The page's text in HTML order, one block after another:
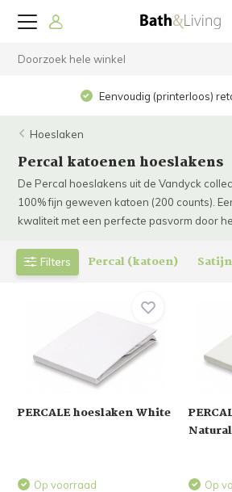
Eenvoudig (printerloos)
Hoeslaken
Percal katoenen hoeslakens
De Percal hoeslakens uit de Vandyck
100% fijn geweven katoen (200 counts).
kwaliteit met een perfecte pasvorm door
Filters Percal (katoen) Satijn
PERCALE hoeslaken White
Op voorraad
Natural
Op